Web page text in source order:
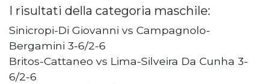
I risultati della categoria maschile:
Sinicropi-Di Giovanni vs Campagnolo-
Bergamini 3-6/2-6
Britos-Cattaneo vs Lima-Silveira Da Cunha 3-
6/2-6